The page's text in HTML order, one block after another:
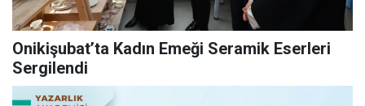
Onikişubat’ta Kadın Emeği Seramik Eserleri
Sergilendi